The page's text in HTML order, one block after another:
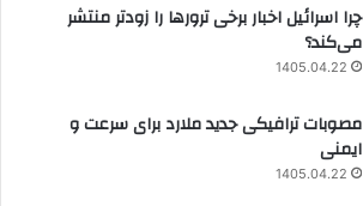
چرا اسرائیل اخبار برخی ترورها را زودتر منتشر
می‌کند؟
1405.04.22
مصوبات ترافیکی جدید ملارد برای سرعت و
ایمنی
1405.04.22